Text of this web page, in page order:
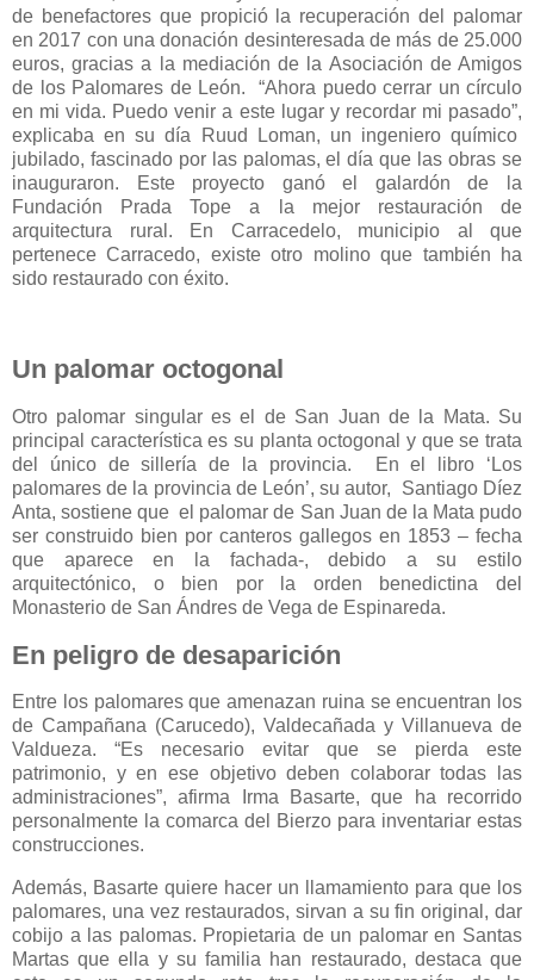
de benefactores que propició la recuperación del palomar
en 2017 con una donación desinteresada de más de 25.000
euros, gracias a la mediación de la Asociación de Amigos
de los Palomares de León.
“Ahora puedo cerrar un círculo
en mi vida. Puedo venir a este lugar y recordar mi pasado”,
explicaba en su día Ruud Loman, un ingeniero químico
jubilado, fascinado por las palomas, el día que las obras se
inauguraron. Este proyecto ganóel galardón de la
Fundación Prada Tope a la mejor restauración de
arquitectura rural. En Carracedelo, municipio al que
pertenece Carracedo, existe otro molino que también ha
sido restaurado con éxito.
Un palomar octogonal
Otro palomar singular es el de San Juan de la Mata. Su
principal característica es su planta octogonal y que se trata
del único de sillería de la provincia. En el libro ‘Los
palomares de la provincia de León’, su autor, Santiago Díez
Anta, sostiene que el palomar de San Juan de la Mata pudo
ser construido bien por canteros gallegos en 1853 – fecha
que aparece en la fachada-, debido a su estilo
arquitectónico, o bien por la orden benedictina del
Monasterio de San Ándres de Vega de Espinareda.
En peligro de desaparición
Entre los palomares que amenazan ruina se encuentran los
de Campañana (Carucedo), Valdecañada y Villanueva de
Valdueza. “Es necesario evitar que se pierda este
patrimonio, y en ese objetivo deben colaborar todas las
administraciones”, afirma Irma Basarte, que ha recorrido
personalmente la comarca del Bierzo para inventariar estas
construcciones.
Además, Basarte quiere hacer un llamamiento para que los
palomares, una vez restaurados, sirvan a su fin original, dar
cobijo a las palomas. Propietaria de un palomar en Santas
Martas que ella y su familia han restaurado, destaca que